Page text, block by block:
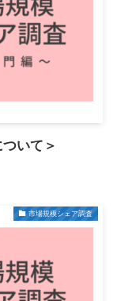
いて＞
市場規模シェア調査